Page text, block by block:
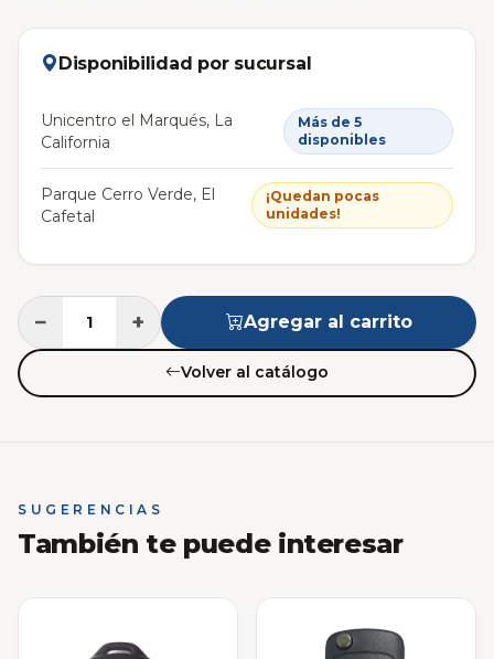
Disponibilidad por sucursal
Unicentro el Marqués, La
California
Más de 5
disponibles
Parque Cerro Verde, El
Cafetal
¡Quedan pocas
unidades!
− + Agregar al carrito
Volver al catálogo
SUGERENCIAS
También te puede interesar